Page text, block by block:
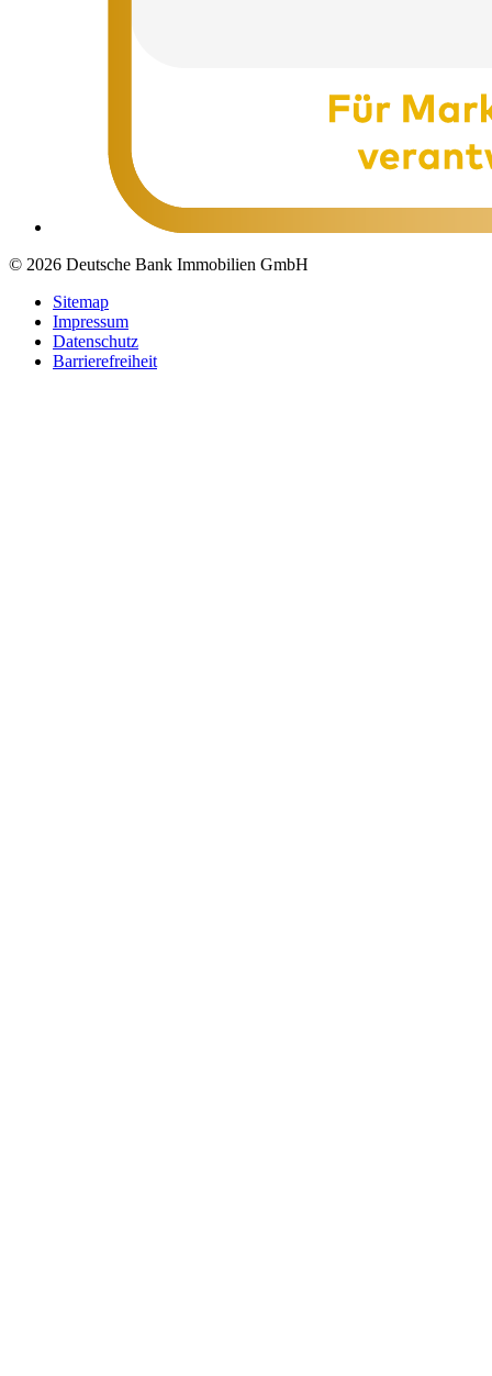
© 2026 Deutsche Bank Immobilien GmbH
Sitemap
Impressum
Datenschutz
Barrierefreiheit